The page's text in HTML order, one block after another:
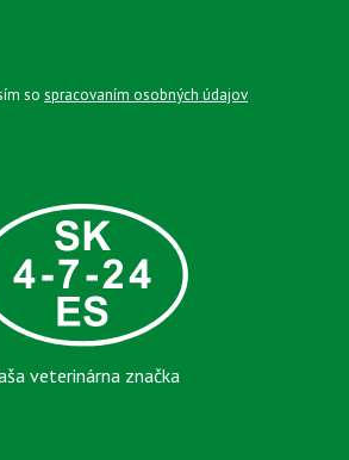
sospracovaním osobných údajov
veterinárna značka